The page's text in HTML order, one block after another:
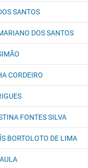
SANTOS
DOS SANTOS
CORDEIRO
FONTES SILVA
BORTOLOTO DE LIMA